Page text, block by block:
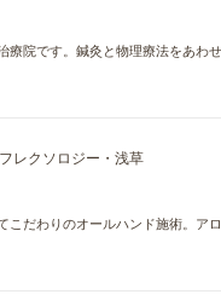
院です。鍼灸と物理療法をあわ
レクソロジー・浅草
だわりのオールハンド施術。ア